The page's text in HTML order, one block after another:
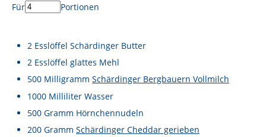
Auf das Mehrwegglas gekommen
Nachhaltigkeitsbericht
Lebensmittel sind kostbar!
Verantwortungsvoller Milchgenuss
Für Portionen
2 Esslöffel Schärdinger Butter
2 Esslöffel glattes Mehl
500 Milligramm Schärdinger Bergbauern Vollmilch
1000 Milliliter Wasser
500 Gramm Hörnchennudeln
200 Gramm Schärdinger Cheddar gerieben